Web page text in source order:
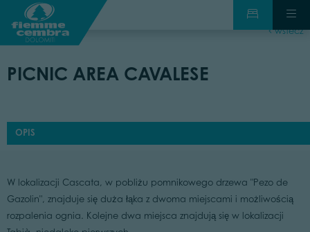
wstecz
PICNIC AREA CAVALESE
OPIS
W lokalizacji Cascata, w pobliżu pomnikowego drzewa "Pezo de
Gazolin", znajduje się duża łąka z dwoma miejscami i możliwością
rozpalenia ognia. Kolejne dwa miejsca znajdują się w lokalizacji